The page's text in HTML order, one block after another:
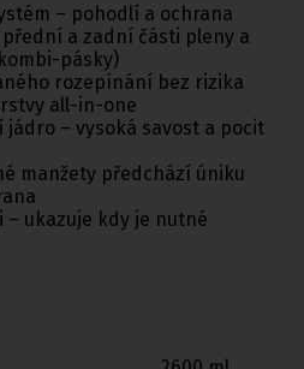
– pohodlí a ochrana
a zadní části pleny a
pásky)
rozepínání bez rizika
all-in-one
– vysoká savost a pocit
manžety předchází úniku
ukazuje kdy je nutné